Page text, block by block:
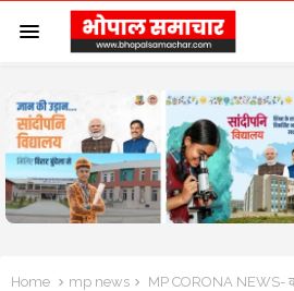
Home mp news MP CORONA NEWS-